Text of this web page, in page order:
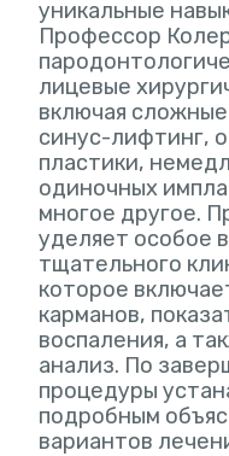
уникальные
Профессор
лицевые
включая
синус-лифтинг,
пластики,
одиночных
многое другое.
уделяет особое
тщательного
которое
карманов,
воспаления, а
анализ. По
процедуры
подробным
вариантов